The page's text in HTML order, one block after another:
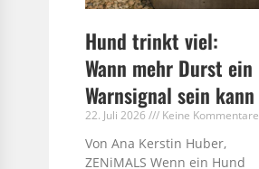
Hund trinkt viel:
Wann mehr Durst ein
Warnsignal sein kann
22. Juli 2026 Keine Kommentare
Von Ana Kerstin Huber,
ZENiMALS Wenn ein Hund